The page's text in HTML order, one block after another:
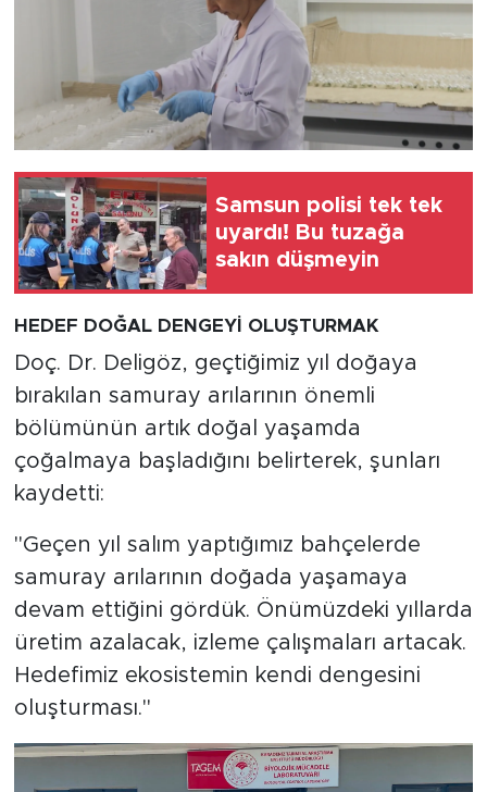
Samsun polisi tek tek
uyardı! Bu tuzağa
sakın düşmeyin
HEDEF DOĞAL DENGEYİ OLUŞTURMAK
Doç. Dr. Deligöz, geçtiğimiz yıl doğaya
bırakılan samuray arılarının önemli
bölümünün artık doğal yaşamda
çoğalmaya başladığını belirterek, şunları
kaydetti:
"Geçen yıl salım yaptığımız bahçelerde
samuray arılarının doğada yaşamaya
devam ettiğini gördük. Önümüzdeki yıllarda
üretim azalacak, izleme çalışmaları artacak.
Hedefimiz ekosistemin kendi dengesini
oluşturması."